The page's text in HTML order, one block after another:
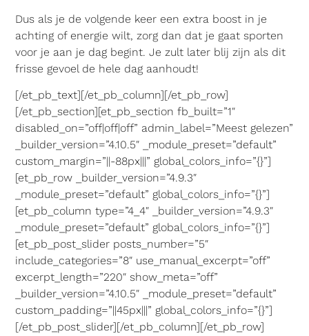
Dus als je de volgende keer een extra boost in je
achting of energie wilt, zorg dan dat je gaat sporten
voor je aan je dag begint. Je zult later blij zijn als dit
frisse gevoel de hele dag aanhoudt!
[/et_pb_text][/et_pb_column][/et_pb_row]
[/et_pb_section][et_pb_section fb_built=”1″
disabled_on=”off|off|off” admin_label=”Meest gelezen”
_builder_version=”4.10.5″ _module_preset=”default”
custom_margin=”||-88px|||” global_colors_info=”{}”]
[et_pb_row _builder_version=”4.9.3″
_module_preset=”default” global_colors_info=”{}”]
[et_pb_column type=”4_4″ _builder_version=”4.9.3″
_module_preset=”default” global_colors_info=”{}”]
[et_pb_post_slider posts_number=”5″
include_categories=”8″ use_manual_excerpt=”off”
excerpt_length=”220″ show_meta=”off”
_builder_version=”4.10.5″ _module_preset=”default”
custom_padding=”||45px|||” global_colors_info=”{}”]
[/et_pb_post_slider][/et_pb_column][/et_pb_row]